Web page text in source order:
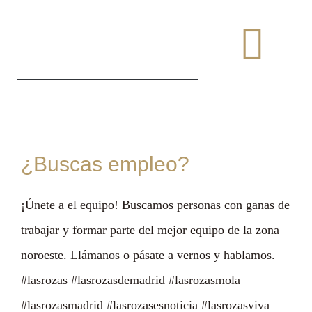
¿Buscas empleo?
¡Únete a el equipo! Buscamos personas con ganas de
trabajar y formar parte del mejor equipo de la zona
noroeste. Llámanos o pásate a vernos y hablamos.
#lasrozas #lasrozasdemadrid #lasrozasmola
#lasrozasmadrid #lasrozasesnoticia #lasrozasviva